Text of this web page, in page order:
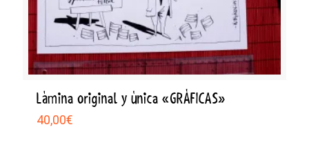
Lámina original y única «GRÁFICAS»
40,00€